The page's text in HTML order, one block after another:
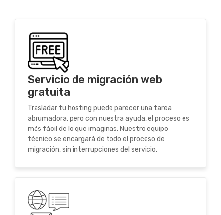
Servicio de migración web
gratuita
Trasladar tu hosting puede parecer una tarea
abrumadora, pero con nuestra ayuda, el proceso es
más fácil de lo que imaginas. Nuestro equipo
técnico se encargará de todo el proceso de
migración, sin interrupciones del servicio.